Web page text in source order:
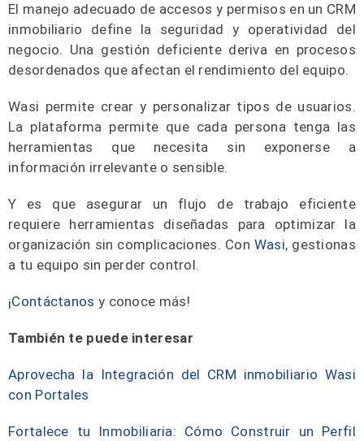
El manejo adecuado de accesos y permisos en un CRM
inmobiliario define la seguridad y operatividad del
negocio. Una gestión deficiente deriva en procesos
desordenados que afectan el rendimiento del equipo.
Wasi permite crear y personalizar tipos de usuarios.
La plataforma permite que cada persona tenga las
herramientas que necesita sin exponerse a
información irrelevante o sensible.
Y es que asegurar un flujo de trabajo eficiente
requiere herramientas diseñadas para optimizar la
organización sin complicaciones. Con Wasi, gestionas
a tu equipo sin perder control.
¡Contáctanos y conoce más!
También te puede interesar
Aprovecha la Integración del CRM inmobiliario Wasi
con Portales
Fortalece tu Inmobiliaria: Cómo Construir un Perfil